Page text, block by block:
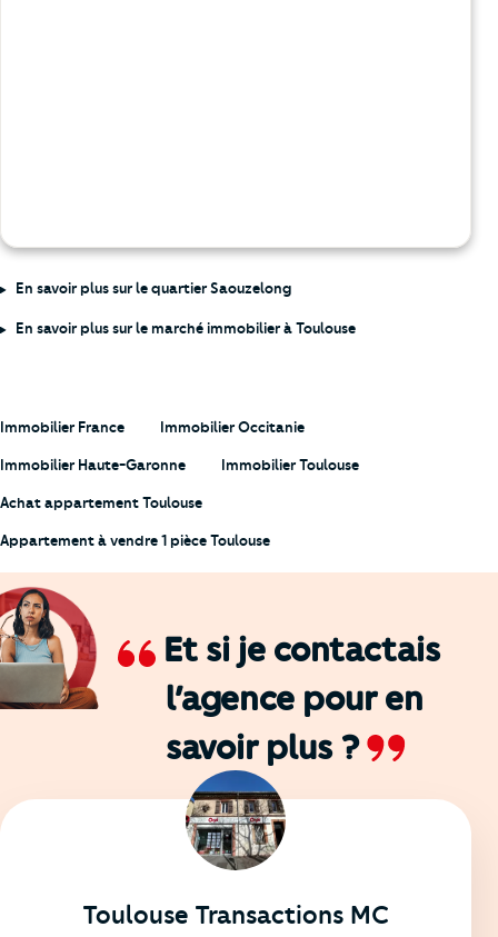
En savoir plus sur le quartier Saouzelong
En savoir plus sur le marché immobilier à Toulouse
Immobilier France Immobilier Occitanie
Immobilier Haute-Garonne Immobilier Toulouse
Achat appartement Toulouse
Appartement à vendre 1 pièce Toulouse
Et si je contactais
l’agence pour en
savoir plus ?
Toulouse Transactions MC